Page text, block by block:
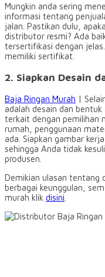
Mungkin anda sering
informasi tentang
jalan. Pastikan dulu,
distributor resmi? Ada
tersertifikasi dengan
memiliki sertifikat.
2. Siapkan Desain
Baja Ringan Murah |
adalah desain dan
terkait dengan pemilihan
rumah, penggunaan
ada. Siapkan gambar
sehingga Anda tidak
produsen.
Demikian ulasan tentang
berbagai keunggulan,
murah klik disini